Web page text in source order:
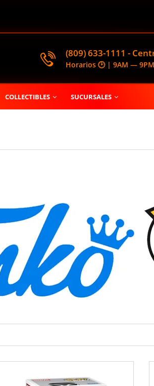
(809) 633-1111 -
Horarios 🕑 | 9AM —
COLLECTIBLES SUCURSALES